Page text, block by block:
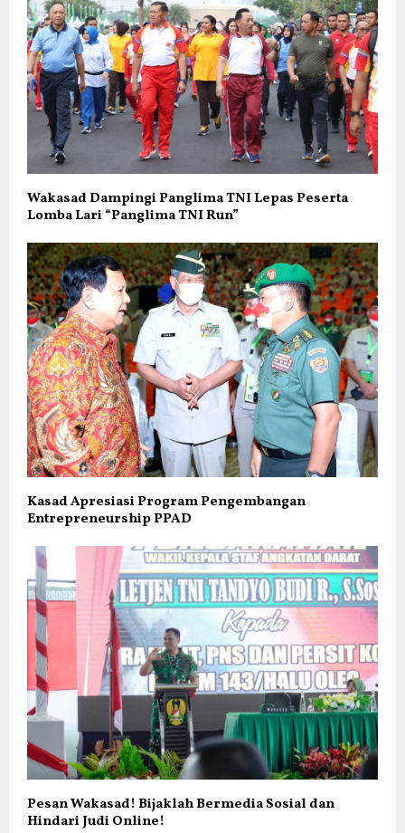
Wakasad Dampingi Panglima TNI Lepas Peserta
Lomba Lari “Panglima TNI Run”
Kasad Apresiasi Program Pengembangan
Entrepreneurship PPAD
Pesan Wakasad! Bijaklah Bermedia Sosial dan
Hindari Judi Online!